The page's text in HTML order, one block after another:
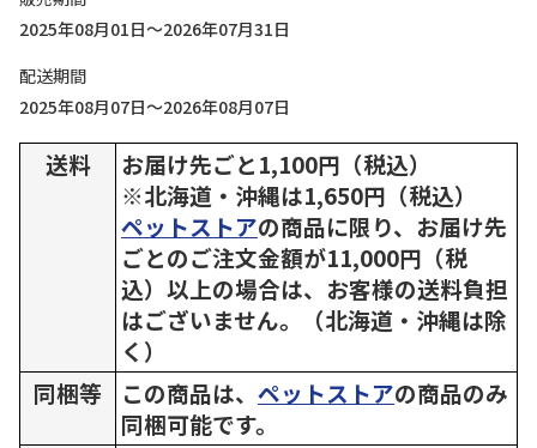
2025年08月01日～2026年07月31日
配送期間
2025年08月07日～2026年08月07日
送料
お届け先ごと1,100円（税込）
※北海道・沖縄は1,650円（税込）
ペットストアの商品に限り、お届け先
ごとのご注文金額が11,000円（税
込）以上の場合は、お客様の送料負担
はございません。（北海道・沖縄は除
く）
同梱等
この商品は、 ペットストアの商品のみ
同梱可能です。